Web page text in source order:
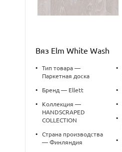
Вяз Elm White Wash
•
Тип товара —
Паркетная доска
• Бренд — Ellett
•
Коллекция —
HANDSCRAPED
COLLECTION
•
Страна производства
— Финляндия
•
•
•
•
•